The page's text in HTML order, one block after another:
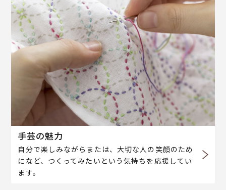
手芸の魅力
自分で楽しみながらまたは、大切な人の笑顔のため
になど、つくってみたいという気持ちを応援してい
ます。